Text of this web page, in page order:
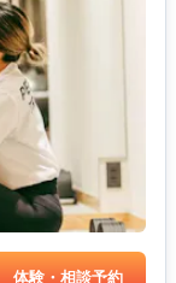
体験・相談予約